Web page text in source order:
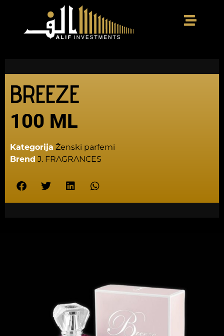
BREEZE
100 ML
Kategorija Ženski parfemi
Brend J. FRAGRANCES